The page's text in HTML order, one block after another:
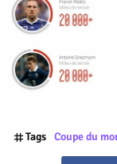
Tags Coupe du